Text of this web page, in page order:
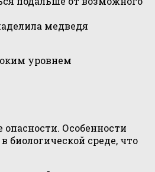
медведя
уровнем
Особенности
среде, что